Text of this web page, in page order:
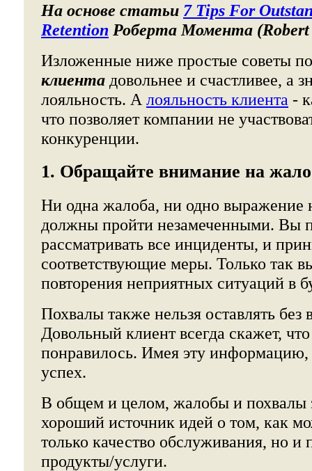
На основе статьи 7 Tips For
Retention Роберта Момента (Robert
Изложенные ниже простые советы
клиента довольнее и счастливее, а
лояльность. А лояльность клиента -
что позволяет компании не
конкуренции.
1. Обращайте внимание на
Ни одна жалоба, ни одно выражение
должны пройти незамеченными. Вы
рассматривать все инциденты, и
соответствующие меры. Только так
повторения неприятных ситуаций в
Похвалы также нельзя оставлять без
Довольный клиент всегда скажет,
понравилось. Имея эту информацию,
успех.
В общем и целом, жалобы и похвалы
хороший источник идей о том, как
только качество обслуживания, но и
продукты/услуги.